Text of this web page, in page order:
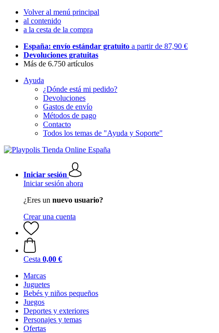
Volver al menú principal
al contenido
a la cesta de la compra
España: envío estándar gratuito a partir de 87,90 €
Devoluciones gratuitas
Más de 6.750 artículos
Ayuda
¿Dónde está mi pedido?
Devoluciones
Gastos de envío
Métodos de pago
Contacto
Todos los temas de "Ayuda y Soporte"
Iniciar sesión
Iniciar sesión ahora
¿Eres un nuevo usuario?
Crear una cuenta
Cesta 0,00 €
Marcas
Juguetes
Bebés y niños pequeños
Juegos
Deportes y exteriores
Personajes y temas
Ofertas